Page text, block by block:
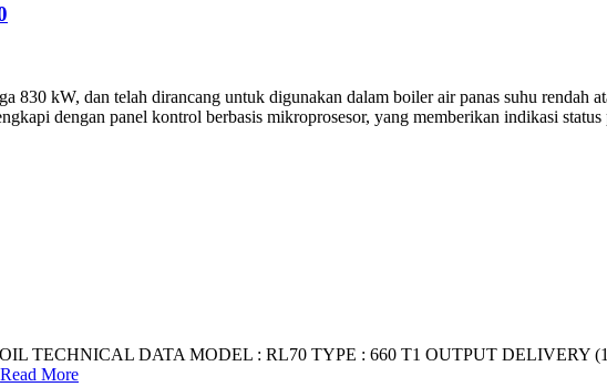
830 kW, dan telah dirancang untuk digunakan dalam boiler air panas suhu rendah
dengan panel kontrol berbasis mikroprosesor, yang memberikan indikasi status
TECHNICAL DATA MODEL : RL70 TYPE : 660 T1 OUTPUT DELIVERY (1)
Read More